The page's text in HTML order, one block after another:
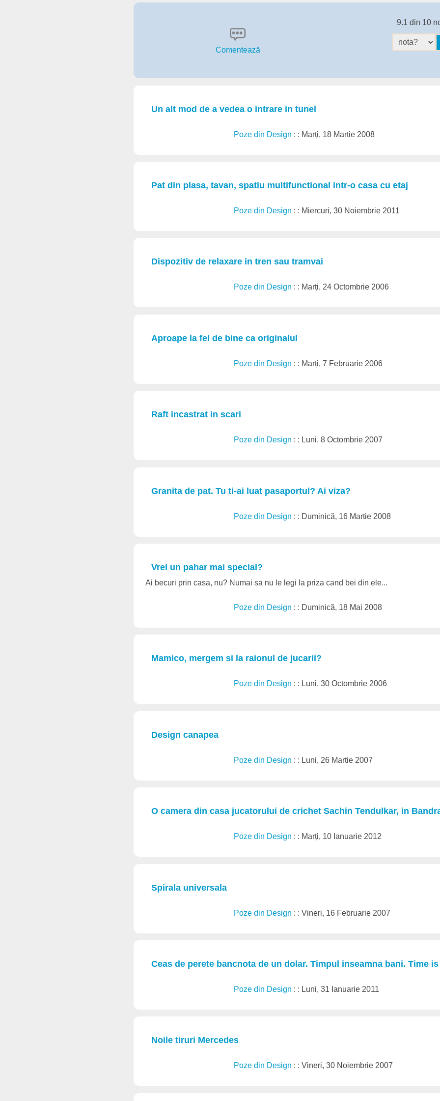
Comentează
9.1 din 10
Un alt mod de a vedea o intrare in tunel
Poze din Design : : Marți, 18 Martie 2008
Pat din plasa, tavan, spatiu multifunctional intr-o casa cu etaj
Poze din Design : : Miercuri, 30 Noiembrie 2011
Dispozitiv de relaxare in tren sau tramvai
Poze din Design : : Marți, 24 Octombrie 2006
Aproape la fel de bine ca originalul
Poze din Design : : Marți, 7 Februarie 2006
Raft incastrat in scari
Poze din Design : : Luni, 8 Octombrie 2007
Granita de pat. Tu ti-ai luat pasaportul? Ai viza?
Poze din Design : : Duminică, 16 Martie 2008
Vrei un pahar mai special?
Ai becuri prin casa, nu? Numai sa nu le legi la priza cand bei din ele...
Poze din Design : : Duminică, 18 Mai 2008
Mamico, mergem si la raionul de jucarii?
Poze din Design : : Luni, 30 Octombrie 2006
Design canapea
Poze din Design : : Luni, 26 Martie 2007
O camera din casa jucatorului de crichet Sachin Tendulkar, in
Poze din Design : : Marți, 10 Ianuarie 2012
Spirala universala
Poze din Design : : Vineri, 16 Februarie 2007
Ceas de perete bancnota de un dolar. Timpul inseamna bani. Time
Poze din Design : : Luni, 31 Ianuarie 2011
Noile tiruri Mercedes
Poze din Design : : Vineri, 30 Noiembrie 2007